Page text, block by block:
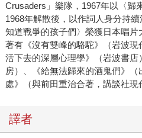
Crusaders」樂隊，1967年以〈歸
1968年解散後，以作詞人身分持
知道戰爭的孩子們〉榮獲日本唱片
著有《沒有雙峰的駱駝》（岩波
活下去的深層心理學》（岩波書
房）、《給無法歸來的酒鬼們》
處》（與前田重治合著，講談社現
譯者